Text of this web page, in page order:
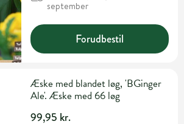
september
Forudbestil
Æske med blandet løg, 'BGinger
Ale'. Æske med 66 løg
99,95 kr.